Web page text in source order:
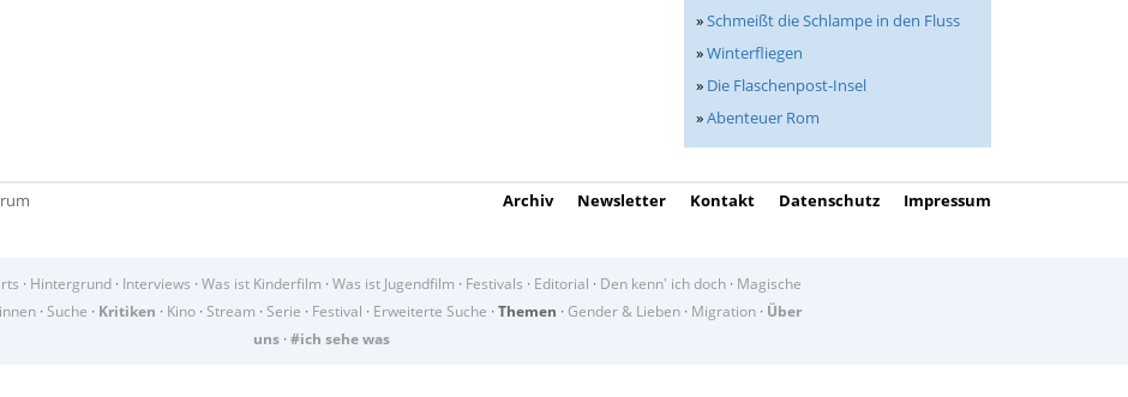
»Schmeißt die Schlampe in den Fluss
»Winterfliegen
» Die Flaschenpost-Insel
»Abenteuer Rom
Archiv Newsletter Kontakt Datenschutz Impressum
· Hintergrund · Interviews · Was ist Kinderfilm · Was ist Jugendfilm · Festivals · Editorial · Den kenn' ich doch · Magische
· Suche · Kritiken · Kino· Stream · Serie · Festival · Erweiterte Suche · Themen · Gender & Lieben· Migration· Über
uns · #ich sehe was